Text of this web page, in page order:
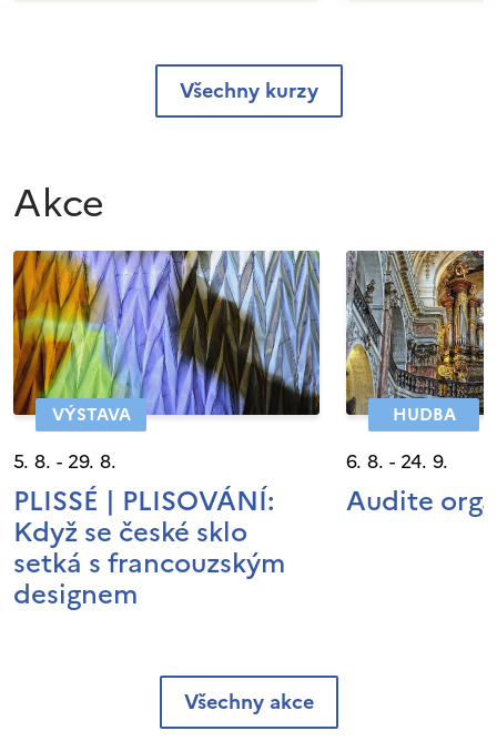
Všechny kurzy
Akce
VÝSTAVA
5. 8. - 29. 8.
PLISSÉ | PLISOVÁNÍ:
Když se české sklo
setká s francouzským
designem
HUDBA
6. 8. - 24. 9.
Audite
Všechny akce